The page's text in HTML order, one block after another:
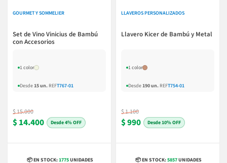
GOURMET Y SOMMELIER
Set de Vino Vinicius de Bambú
con Accesorios
1 color
Desde15 un. REFT767-01
$ 15.000
$ 14.400 4% OFF
📦 EN STOCK:1775UNIDADES
LLAVEROS PERSONALIZADOS
Llavero Kicer de Bambú y Metal
1 color
Desde190 un. REFT754-01
$ 1.100
$ 990 10% OFF
📦 EN STOCK:5857UNIDADES